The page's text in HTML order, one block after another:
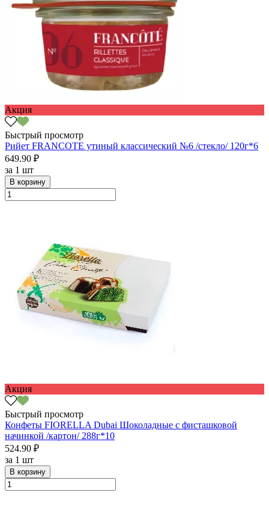
Акция
Быстрый просмотр
Рийет FRANCOTE утиный классический №6 /стекло/ 120г*6
649.90 ₽
за 1 шт
В корзину
Акция
Быстрый просмотр
Конфеты FIORELLA Dubai Шоколадные с фисташковой
начинкой /картон/ 288г*10
524.90 ₽
за 1 шт
В корзину